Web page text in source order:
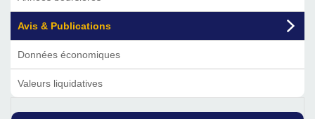
Avis & Publications
Données économiques
Valeurs liquidatives